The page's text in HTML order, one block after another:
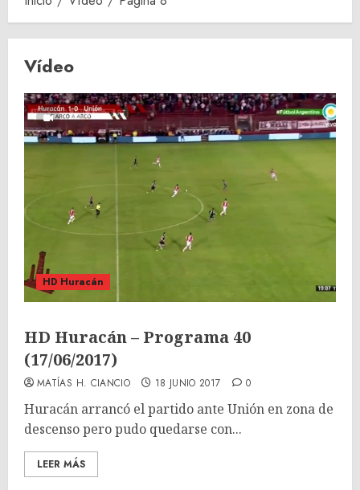
Vídeo
HD Huracán
HD Huracán – Programa 40
(17/06/2017)
MATÍAS H. CIANCIO 18 JUNIO 2017 0
Huracán arrancó el partido ante Unión en zona de
descenso pero pudo quedarse con...
LEER MÁS